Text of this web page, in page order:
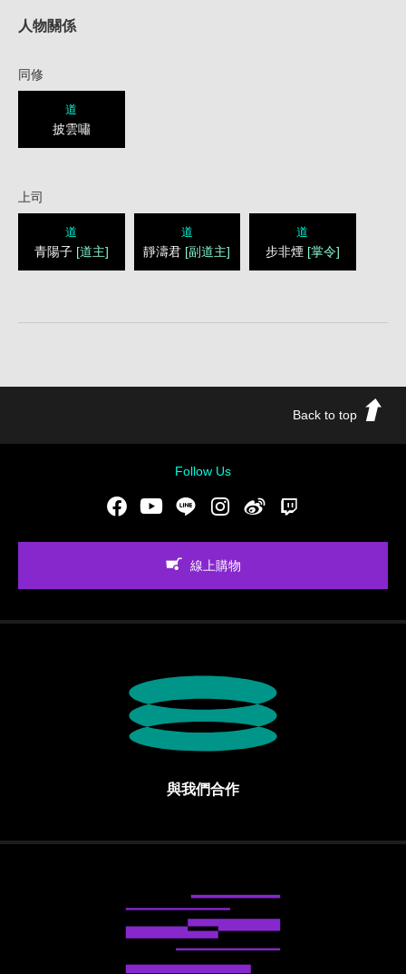
人物關係
同修
道
披雲嘯
上司
道
青陽子 [道主]
道
靜濤君 [副道主]
道
步非煙 [掌令]
Back to top
Follow Us
FacebookYoutubeLINE Instgram新浪微博
線上購物
與我們合作